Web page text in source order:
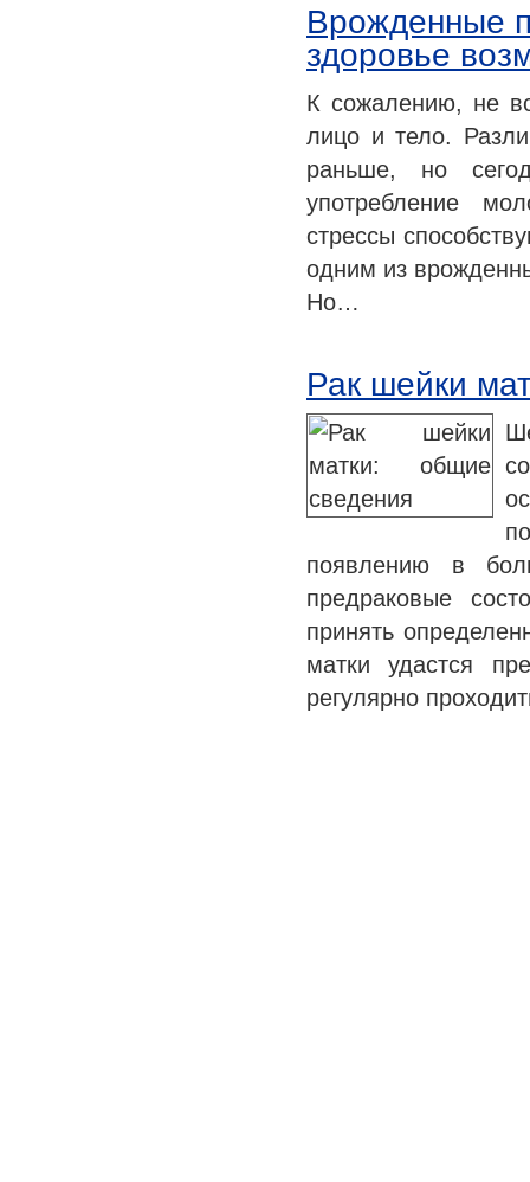
Врожденные
здоровье
К сожалению, не
лицо и тело.
раньше, но
употребление
стрессы
одним из
Но…
Рак шейки
появлению в
предраковые
принять
матки удастся
регулярно